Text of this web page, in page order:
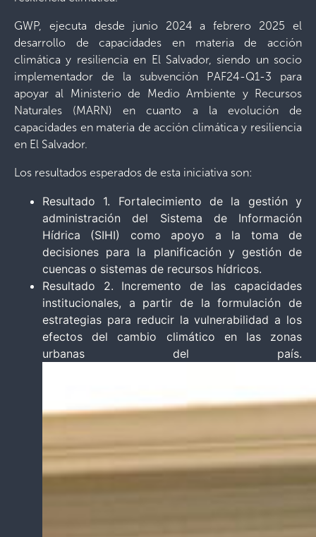
GWP, ejecuta desde junio 2024 a febrero 2025 el
desarrollo de capacidades en materia de acción
climática y resiliencia en El Salvador, siendo un socio
implementador de la subvención PAF24-Q1-3 para
apoyar al Ministerio de Medio Ambiente y Recursos
Naturales (MARN) en cuanto a la evolución de
capacidades en materia de acción climática y resiliencia
en El Salvador.
Los resultados esperados de esta iniciativa son:
Resultado 1​. Fortalecimiento de la gestión y
administración del Sistema de Información
Hídrica (SIHI) como apoyo a la toma de
decisiones para la planificación y gestión de
cuencas o sistemas de recursos hídricos​.
Resultado 2​. Incremento de las capacidades
institucionales, a partir de la formulación de
estrategias para reducir la vulnerabilidad a los
efectos del cambio climático en las zonas
urbanas del país​.